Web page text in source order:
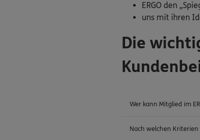
ERGO den
uns mit ihren
Die
Wer kann Mitglied im
Nach welchen